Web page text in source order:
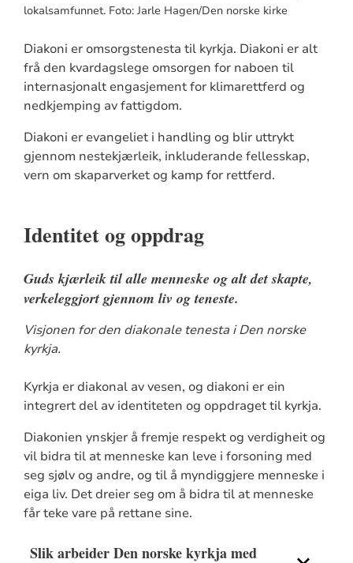
lokalsamfunnet. Foto: Jarle Hagen/Den norske kirke
Diakoni er omsorgstenesta til kyrkja. Diakoni er alt
frå den kvardagslege omsorgen for naboen til
internasjonalt engasjement for klimarettferd og
nedkjemping av fattigdom.
Diakoni er evangeliet i handling og blir uttrykt
gjennom nestekjærleik, inkluderande fellesskap,
vern om skaparverket og kamp for rettferd.
Identitet og oppdrag
Guds kjærleik til alle menneske og alt det skapte,
verkeleggjort gjennom liv og teneste.
Visjonen for den diakonale tenesta i Den norske
kyrkja.
Kyrkja er diakonal av vesen, og diakoni er ein
integrert del av identiteten og oppdraget til kyrkja.
Diakonien ynskjer å fremje respekt og verdigheit og
vil bidra til at menneske kan leve i forsoning med
seg sjølv og andre, og til å myndiggjere menneske i
eiga liv. Det dreier seg om å bidra til at menneske
får teke vare på rettane sine.
Slik arbeider Den norske kyrkja med